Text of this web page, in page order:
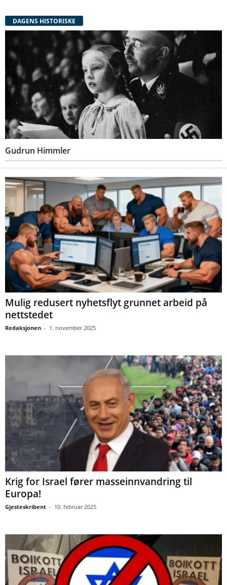
DAGENS HISTORISKE
Gudrun Himmler
Mulig redusert nyhetsflyt grunnet arbeid på
nettstedet
Redaksjonen - 1. november 2025
Krig for Israel fører masseinnvandring til
Europa!
Gjesteskribent - 10. februar 2025